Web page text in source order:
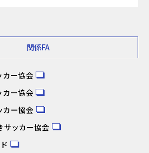
関係FA
カー協会
カー協会
カー協会
サッカー協会